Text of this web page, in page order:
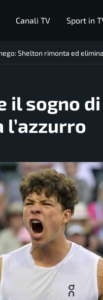
Canali TV Sport in
Shelton rimonta ed
il sogno